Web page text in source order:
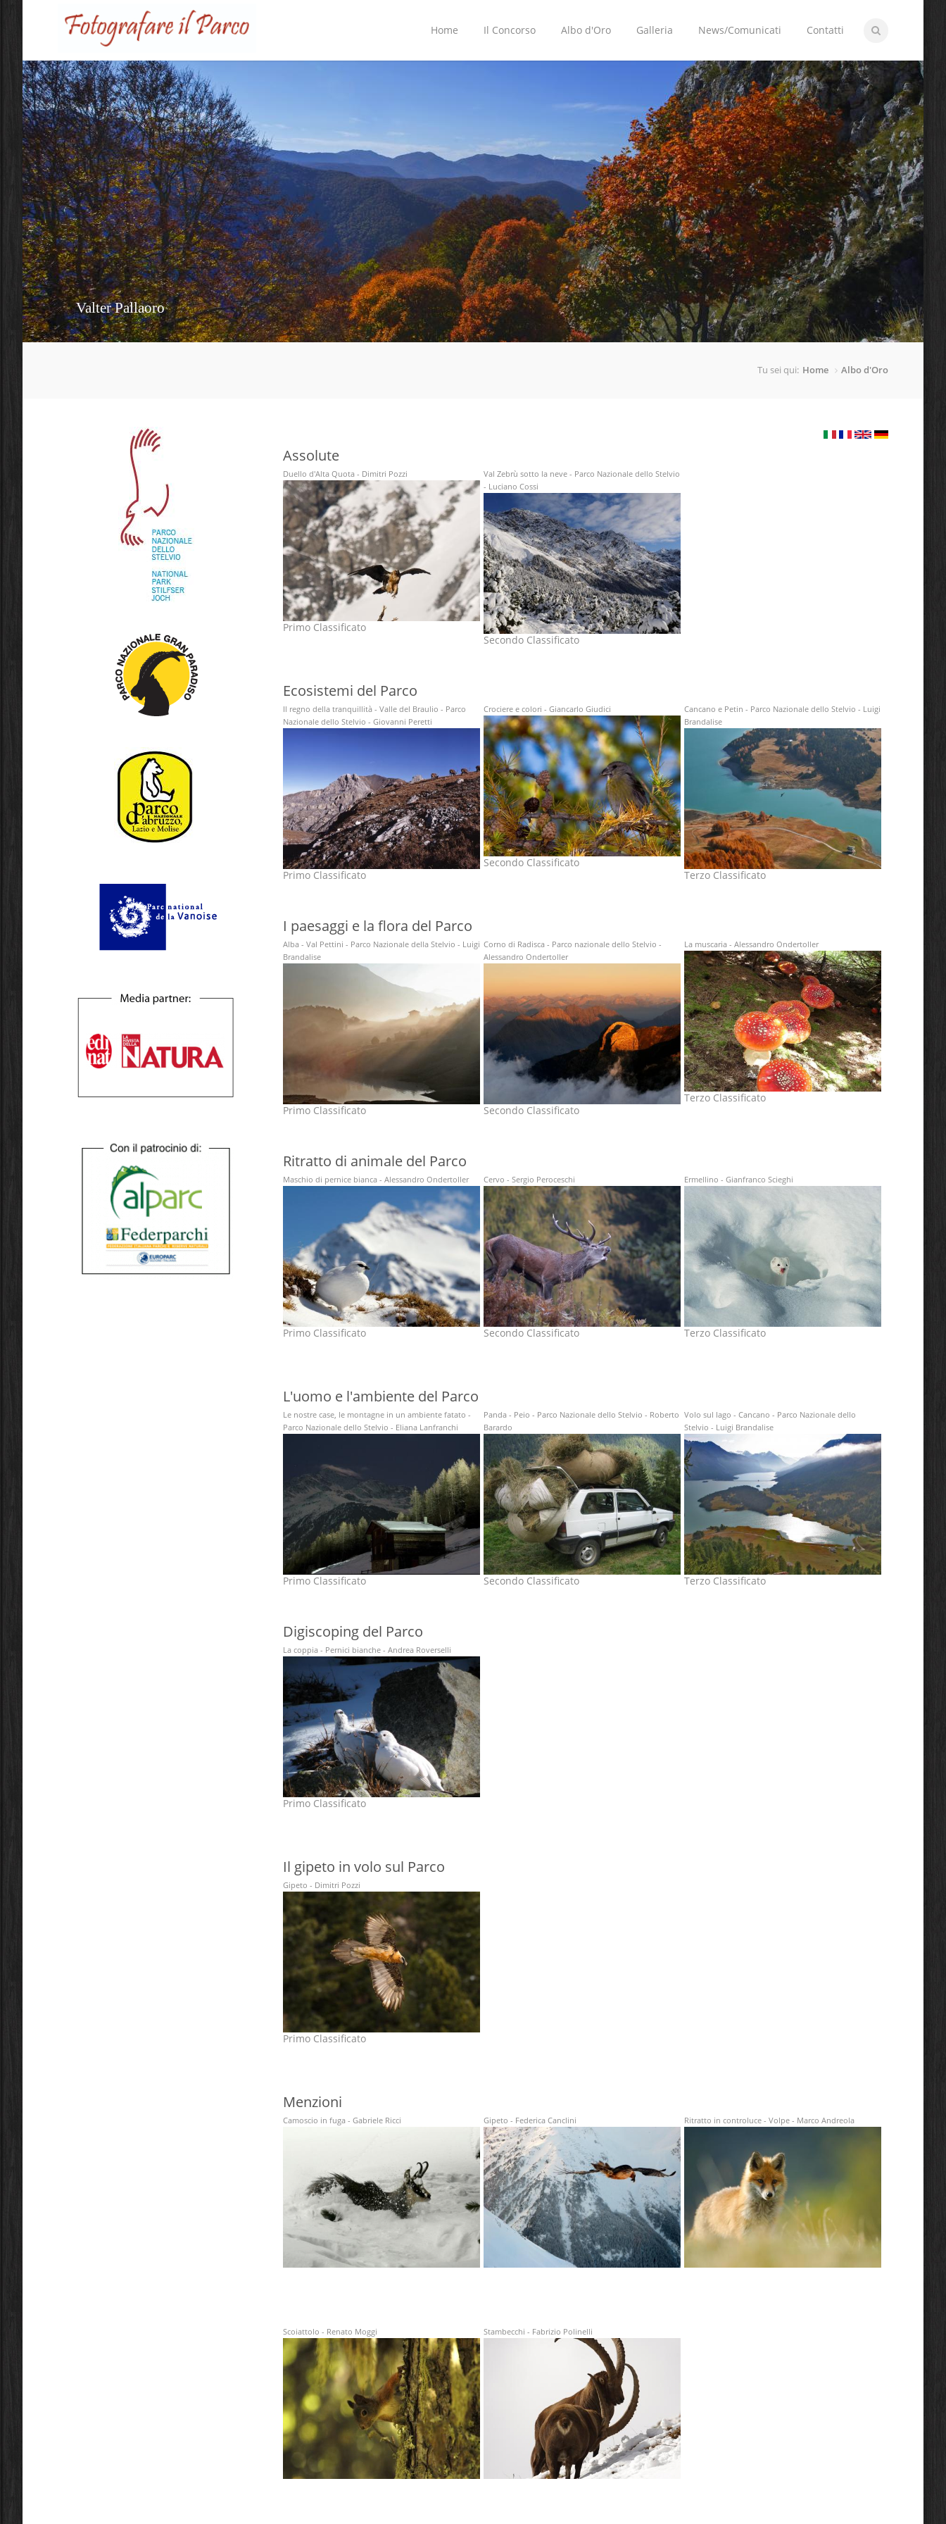
Salta al contenuto principale
Home Il Concorso Albo d'Oro Galleria News/Comunicati Contatti
Valter Pallaoro
Tu sei qui: Home Albo d'Oro
Assolute
Duello d'Alta Quota - Dimitri Pozzi
Primo Classificato
Val Zebrù sotto la neve - Parco Nazionale dello Stelvio
- Luciano Cossi
Secondo Classificato
Ecosistemi del Parco
Il regno della tranquillità - Valle del Braulio - Parco
Nazionale dello Stelvio - Giovanni Peretti
Primo Classificato
Crociere e colori - Giancarlo Giudici
Secondo Classificato
Cancano e Petin - Parco Nazionale dello Stelvio - Luigi
Brandalise
Terzo Classificato
I paesaggi e la flora del Parco
Alba - Val Pettini - Parco Nazionale della Stelvio - Luigi
Brandalise
Primo Classificato
Corno di Radisca - Parco nazionale dello Stelvio -
Alessandro Ondertoller
Secondo Classificato
La muscaria - Alessandro Ondertoller
Terzo Classificato
Ritratto di animale del Parco
Maschio di pernice bianca - Alessandro Ondertoller
Primo Classificato
Cervo - Sergio Peroceschi
Secondo Classificato
Ermellino - Gianfranco Scieghi
Terzo Classificato
L'uomo e l'ambiente del Parco
Le nostre case, le montagne in un ambiente fatato -
Parco Nazionale dello Stelvio - Eliana Lanfranchi
Primo Classificato
Panda - Peio - Parco Nazionale dello Stelvio - Roberto
Barardo
Secondo Classificato
Volo sul lago - Cancano - Parco Nazionale dello
Stelvio - Luigi Brandalise
Terzo Classificato
Digiscoping del Parco
La coppia - Pernici bianche - Andrea Roverselli
Primo Classificato
Il gipeto in volo sul Parco
Gipeto - Dimitri Pozzi
Primo Classificato
Menzioni
Camoscio in fuga - Gabriele Ricci Gipeto - Federica Canclini Ritratto in controluce - Volpe - Marco Andreola
Scoiattolo - Renato Moggi Stambecchi - Fabrizio Polinelli